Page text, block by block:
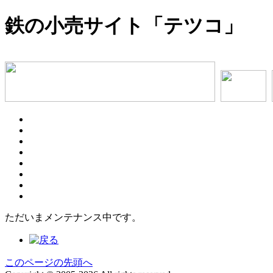
鉄の小売サイト「テツコ」
ただいまメンテナンス中です。
このページの先頭へ